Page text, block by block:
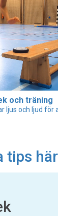
och träning
ljus och ljud för
tips